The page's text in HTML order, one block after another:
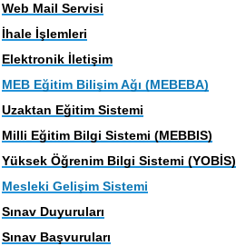
Web Mail Servisi
İhale İşlemleri
Elektronik İletişim
MEB Eğitim Bilişim Ağı (MEBEBA)
Uzaktan Eğitim Sistemi
Milli Eğitim Bilgi Sistemi (MEBBIS)
Yüksek Öğrenim Bilgi Sistemi (YOBİS)
Mesleki Gelişim Sistemi
Sınav Duyuruları
Sınav Başvuruları